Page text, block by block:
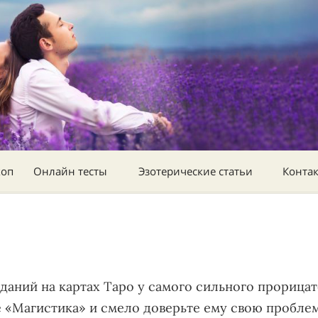
Онлайн тесты Эзотерические статьи
на картах Таро у самого сильного
«Магистика» и смело доверьте ему свою